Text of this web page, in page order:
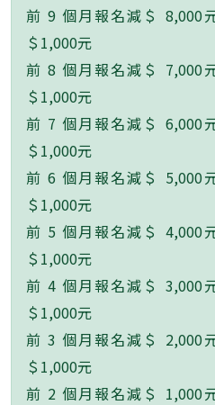
前 9 個月報名減＄ 8,000
＄1,000元
前 8 個月報名減＄ 7,000
＄1,000元
前 7 個月報名減＄ 6,000
＄1,000元
前 6 個月報名減＄ 5,000
＄1,000元
前 5 個月報名減＄ 4,000
＄1,000元
前 4 個月報名減＄ 3,000
＄1,000元
前 3 個月報名減＄ 2,000
＄1,000元
前 2 個月報名減＄ 1,000